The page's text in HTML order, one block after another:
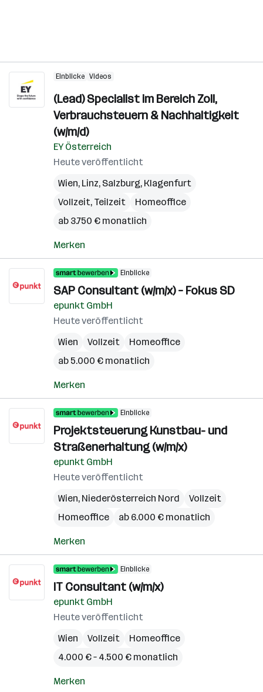
Einblicke Videos
(Lead) Specialist im Bereich Zoll,
Verbrauchsteuern & Nachhaltigkeit
(w/m/d)
EY Österreich
Heute veröffentlicht
Wien, Linz, Salzburg, Klagenfurt
Vollzeit, Teilzeit
Homeoffice
ab 3.750 € monatlich
Merken
Einblicke
SAP Consultant (w/m/x) – Fokus SD
epunkt GmbH
Heute veröffentlicht
Wien
Vollzeit
Homeoffice
ab 5.000 € monatlich
Merken
Einblicke
Projektsteuerung Kunstbau- und
Straßenerhaltung (w/m/x)
epunkt GmbH
Heute veröffentlicht
Wien, Niederösterreich Nord
Vollzeit
Homeoffice
ab 6.000 € monatlich
Merken
Einblicke
IT Consultant (w/m/x)
epunkt GmbH
Heute veröffentlicht
Wien
Vollzeit
Homeoffice
4.000 € – 4.500 € monatlich
Merken